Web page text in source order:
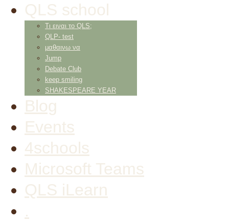
QLS school
Τι ειναι το QLS;
QLP- test
μαθαινω να
Jump
Debate Club
keep smiling
SHAKESPEARE YEAR
Blog
Events
4schools
Microsoft Teams
QLS iLearn
.